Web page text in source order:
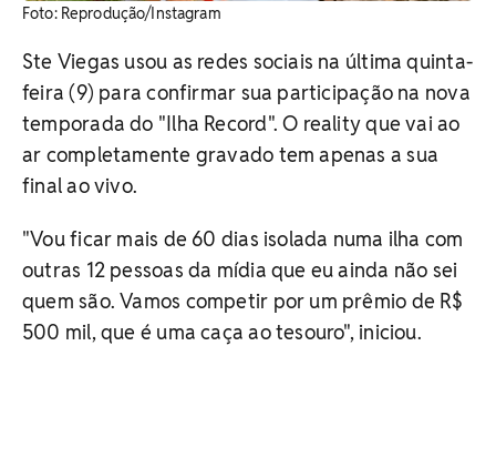
Foto: Reprodução/Instagram
Ste Viegas usou as redes sociais na última quinta-
feira (9) para confirmar sua participação na nova
temporada do "Ilha Record". O reality que vai ao
ar completamente gravado tem apenas a sua
final ao vivo.
"Vou ficar mais de 60 dias isolada numa ilha com
outras 12 pessoas da mídia que eu ainda não sei
quem são. Vamos competir por um prêmio de R$
500 mil, que é uma caça ao tesouro", iniciou.